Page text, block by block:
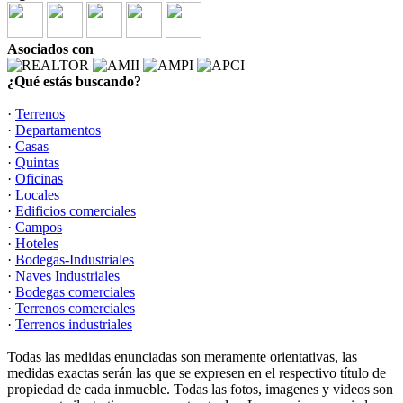
Asociados con
¿Qué estás buscando?
· Terrenos
· Departamentos
· Casas
· Quintas
· Oficinas
· Locales
· Edificios comerciales
· Campos
· Hoteles
· Bodegas-Industriales
· Naves Industriales
· Bodegas comerciales
· Terrenos comerciales
· Terrenos industriales
Todas las medidas enunciadas son meramente orientativas, las
medidas exactas serán las que se expresen en el respectivo título de
propiedad de cada inmueble. Todas las fotos, imagenes y videos son